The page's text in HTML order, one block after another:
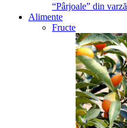
“Pârjoale” din varză
Alimente
Fructe